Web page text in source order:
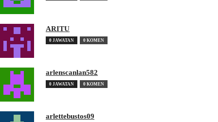
ARITU
0 JAWATAN 0 KOMEN
arlenscanlan582
0 JAWATAN 0 KOMEN
arlettebustos09